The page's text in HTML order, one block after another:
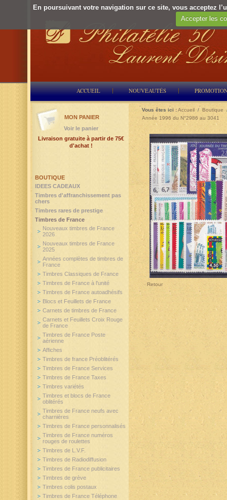
En poursuivant votre navigation sur ce site, vous acceptez
Accepter les
ACCUEIL NOUVEAUTÉS
Vous êtes ici :Accueil / Boutique
Année 1996 du N°2986 au 3041
Retour
BOUTIQUE
IDEES CADEAUX
Timbres d'affranchissement pas
chers
Timbres rares de prestige
Timbres de France
Nouveaux timbres de France
2026
Nouveaux timbres de France
2025
Années complètes de timbres de
France
Timbres Classiques de France
Timbres de France à l'unité
Timbres de France autoadhésifs
Blocs et Feuillets de France
Carnets de timbres de France
Carnets et Feuillets Croix Rouge
de France
Timbres de France Poste
aérienne
Affiches
Timbres de france Préoblitérés
Timbres de France Services
Timbres de France Taxes
Timbres variétés
Timbres et blocs de France
oblitérés
Timbres de France neufs avec
charnières
Timbres de France personnalisés
Timbres de France numéros
rouges de roulettes
Timbres de L.V.F.
Timbres de Radiodiffusion
Timbres de France publicitaires
Timbres de grève
Timbres colis postaux
Timbres de France Téléphone
MON PANIER
Voir le panier
Livraison gratuite à partir de 75€
d'achat !